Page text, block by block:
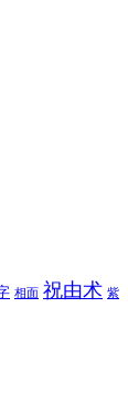
相面 祝由术 紫